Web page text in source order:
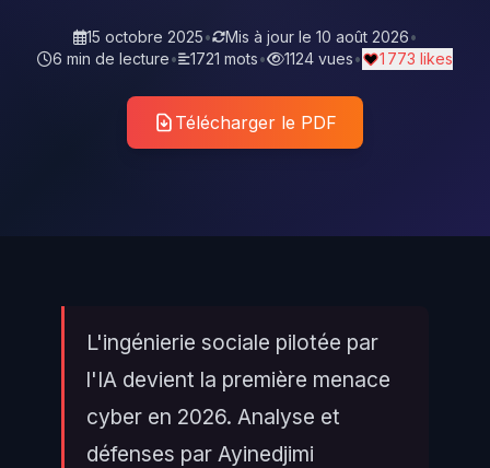
15 octobre 2025• Mis à jour le 10 août 2026•
6 min de lecture• 1721 mots• 1124 vues• 1 773 likes
Télécharger le PDF
L'ingénierie sociale pilotée par
l'IA devient la première menace
cyber en 2026. Analyse et
défenses par Ayinedjimi